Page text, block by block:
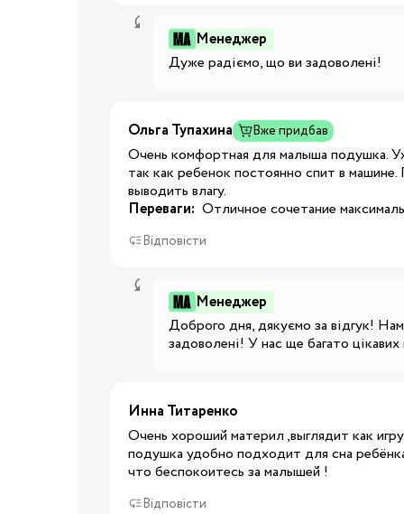
Ванночки
Аксесуари для ванн
Стільчики для годування
Електроприлади
Вулиця
Коляски
Віжки
Аксесуари для колясок
Автокрісла
Аксесуари для
Дитячі суміші
Каші
Пюре та снеки
Менеджер
Дуже радіємо, що ви задоволені!
Ольга Тупахина Вже придбав
Очень комфортная для малыша подушка.
так как ребенок постоянно спит в
выводить влагу.
Переваги: Отличное сочетание
Відповісти
Менеджер
Доброго дня, дякуємо за відгук!
задоволені! У нас ще багато
Инна Титаренко
Очень хороший материл ,выглядит как
подушка удобно подходит для сна
что беспокоитесь за малышей !
Відповісти